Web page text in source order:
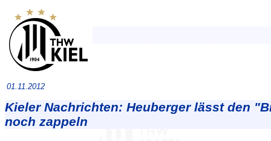
01.11.2012
Kieler Nachrichten: Heuberger lässt den
noch zappeln